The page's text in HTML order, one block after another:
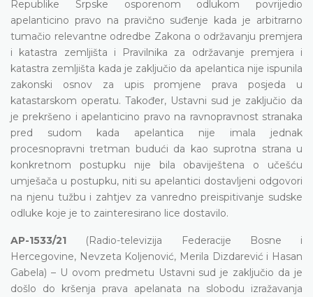
Republike Srpske osporenom odlukom povrijedio
apelanticino pravo na pravično suđenje kada je arbitrarno
tumačio relevantne odredbe Zakona o održavanju premjera
i katastra zemljišta i Pravilnika za održavanje premjera i
katastra zemljišta kada je zaključio da apelantica nije ispunila
zakonski osnov za upis promjene prava posjeda u
katastarskom operatu. Također, Ustavni sud je zaključio da
je prekršeno i apelanticino pravo na ravnopravnost stranaka
pred sudom kada apelantica nije imala jednak
procesnopravni tretman budući da kao suprotna strana u
konkretnom postupku nije bila obaviještena o učešću
umješača u postupku, niti su apelantici dostavljeni odgovori
na njenu tužbu i zahtjev za vanredno preispitivanje sudske
odluke koje je to zainteresirano lice dostavilo.
AP-1533/21 (Radio-televizija Federacije Bosne i
Hercegovine, Nevzeta Koljenović, Merila Dizdarević i Hasan
Gabela) – U ovom predmetu Ustavni sud je zaključio da je
došlo do kršenja prava apelanata na slobodu izražavanja